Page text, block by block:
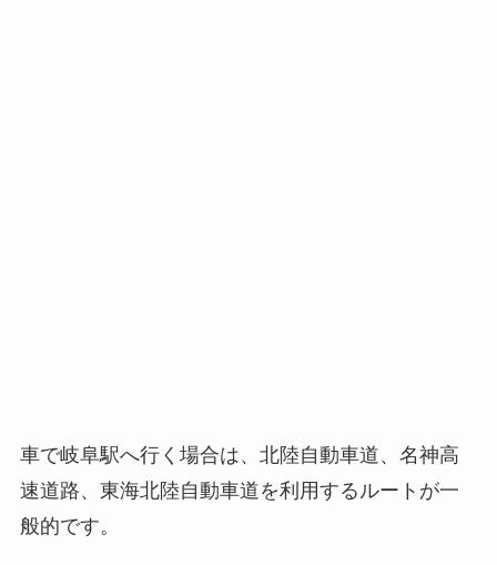
車で岐阜駅へ行く場合は、北陸自動車道、名神高
速道路、東海北陸自動車道を利用するルートが一
般的です。